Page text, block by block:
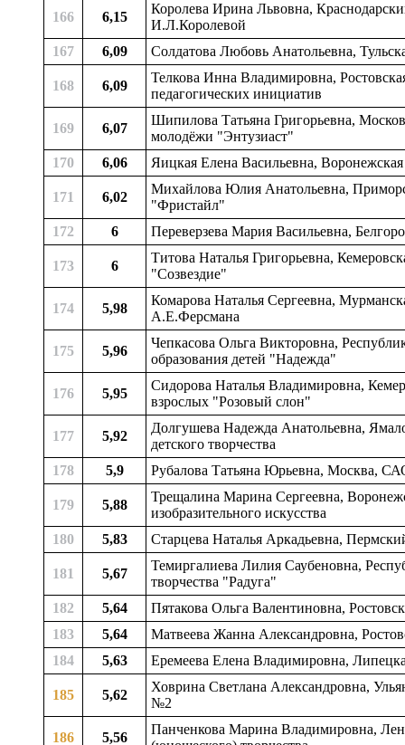
166 6,15
Королева Ирина Львовна,
И.Л.Королевой
167
6,09 Солдатова Любовь Анатольевна,
168 6,09
Телкова Инна Владимировна,
педагогических инициатив
169 6,07
Шипилова Татьяна Григорьевна,
молодёжи "Энтузиаст"
170
6,06 Яицкая Елена Васильевна,
171 6,02
Михайлова Юлия Анатольевна,
"Фристайл"
172
6 Переверзева Мария Васильевна,
173 6
Титова Наталья Григорьевна,
"Созвездие"
174 5,98
Комарова Наталья Сергеевна,
А.Е.Ферсмана
175 5,96
Чепкасова Ольга Викторовна,
образования детей "Надежда"
176 5,95
Сидорова Наталья Владимировна,
взрослых "Розовый слон"
177 5,92
Долгушева Надежда Анатольевна,
детского творчества
178
5,9 Рубалова Татьяна Юрьевна, Москва,
179 5,88
Трещалина Марина Сергеевна,
изобразительного искусства
180
5,83 Старцева Наталья Аркадьевна,
181 5,67
Темиргалиева Лилия Саубеновна,
творчества "Радуга"
182
5,64
Пятакова Ольга Валентиновна,
183
5,64
Матвеева Жанна Александровна,
184
5,63 Еремеева Елена Владимировна,
185 5,62
Ховрина Светлана Александровна,
№2
186 5,56
Панченкова Марина Владимировна,